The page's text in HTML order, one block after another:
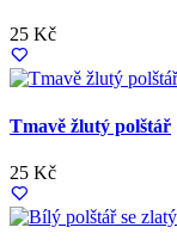
25 Kč
Tmavě žlutý polštář
25 Kč